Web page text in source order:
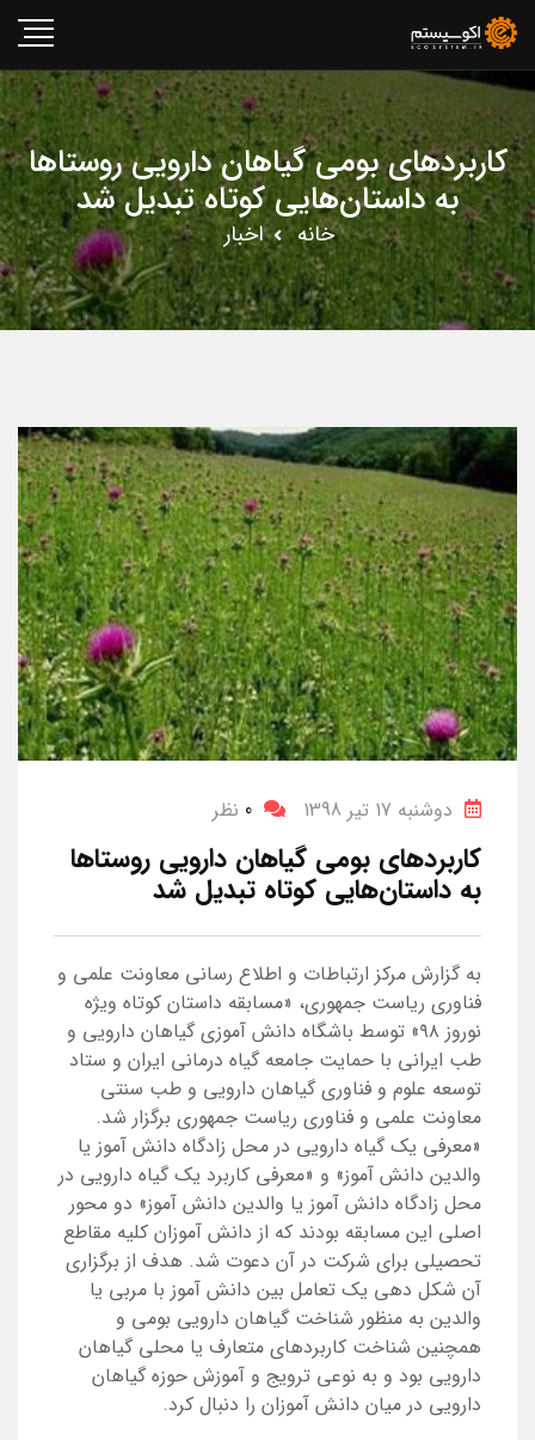
کاربردهای بومی گیاهان دارویی روستاها
به داستان‌هایی کوتاه تبدیل شد
خانه اخبار
دوشنبه 17 تیر 1398 0 نظر
کاربردهای بومی گیاهان دارویی روستاها
به داستان‌هایی کوتاه تبدیل شد
به گزارش مرکز ارتباطات و اطلاع رسانی معاونت علمی و
فناوری ریاست جمهوری، «مسابقه داستان کوتاه ویژه
نوروز ۹۸» توسط باشگاه دانش آموزی گیاهان دارویی و
طب ایرانی با حمایت جامعه گیاه درمانی ایران و ستاد
توسعه علوم و فناوری گیاهان دارویی و طب سنتی
معاونت علمی و فناوری ریاست جمهوری برگزار شد.
«معرفی یک گیاه دارویی در محل زادگاه دانش آموز یا
والدین دانش آموز» و «معرفی کاربرد یک گیاه دارویی در
محل زادگاه دانش آموز یا والدین دانش آموز» دو محور
اصلی این مسابقه بودند که از دانش آموزان کلیه مقاطع
تحصیلی برای شرکت در آن دعوت شد. هدف از برگزاری
آن شکل دهی یک تعامل بین دانش آموز با مربی یا
والدین به منظور شناخت گیاهان دارویی بومی و
همچنین شناخت کاربردهای متعارف یا محلی گیاهان
دارویی بود و به نوعی ترویج و آموزش حوزه گیاهان
دارویی در میان دانش آموزان را دنبال کرد.